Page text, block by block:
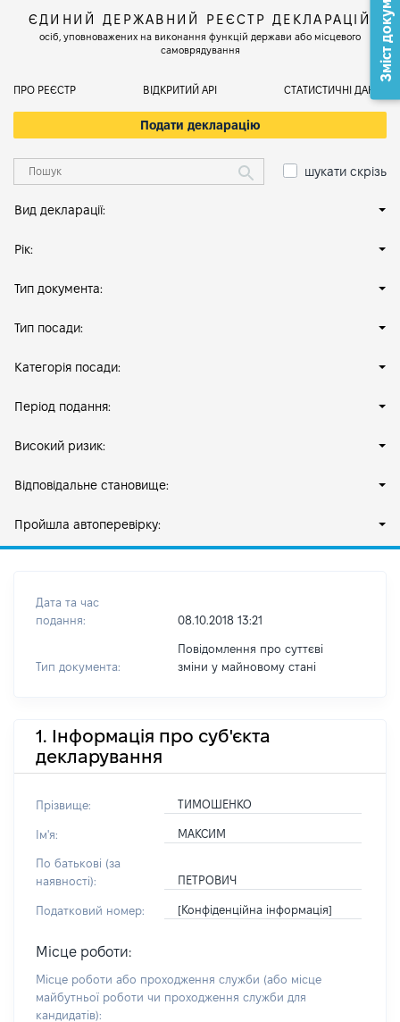
ЄДИНИЙ ДЕРЖАВНИЙ РЕЄСТР ДЕКЛАРАЦІЙ
осіб, уповноважених на виконання функцій держави або місцевого
самоврядування
ПРО РЕЄСТР ВІДКРИТИЙ АРІ СТАТИСТИЧНІ ДАНІ
Подати декларацію
шукати скрізь
Вид декларації:
Рік:
Тип документа:
Тип посади:
Категорія посади:
Період подання:
Високий ризик:
Відповідальне становище:
Пройшла автоперевірку:
Дата та час
подання:
08.10.2018 13:21
Тип документа:
Повідомлення про суттєві
зміни y майновому стані
1. Інформація про суб'єкта
декларування
Прізвище: ТИМОШЕНКО
Ім'я: МАКСИМ
По батькові (за
наявності):
ПЕТРОВИЧ
Податковий номер: [Конфіденційна інформація]
Місце роботи:
Місце роботи або проходження служби (або місце
майбутньої роботи чи проходження служби для
кандидатів):
Зміст документа